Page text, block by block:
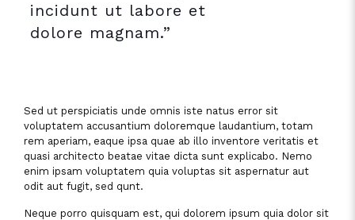
incidunt ut labore et
dolore magnam.”
Sed ut perspiciatis unde omnis iste natus error sit
voluptatem accusantium doloremque laudantium, totam
rem aperiam, eaque ipsa quae ab illo inventore veritatis et
quasi architecto beatae vitae dicta sunt explicabo. Nemo
enim ipsam voluptatem quia voluptas sit aspernatur aut
odit aut fugit, sed qunt.
Neque porro quisquam est, qui dolorem ipsum quia dolor sit